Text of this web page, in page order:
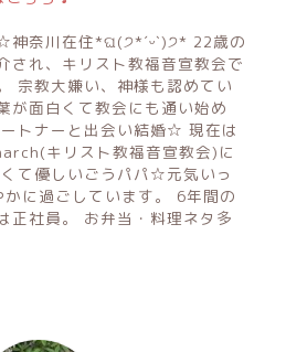
神奈川在住*ଘ(੭*ˊᵕˋ)੭* 22歳の
され、キリスト教福音宣教会で
宗教大嫌い、神様も認めてい
が面白くて教会にも通い始め
トナーと出会い結婚☆ 現在は
キリスト教福音宣教会)に
て優しいごうパパ☆元気いっ
に過ごしています。 6年間の
正社員。 お弁当・料理ネタ多